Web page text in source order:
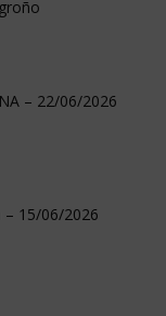
– 22/06/2026
15/06/2026